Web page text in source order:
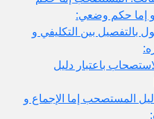
إما حكم وضعي:
بالتفصيل بين التكليفي و
باعتبار دليل
المستصحب إما الإجماع و